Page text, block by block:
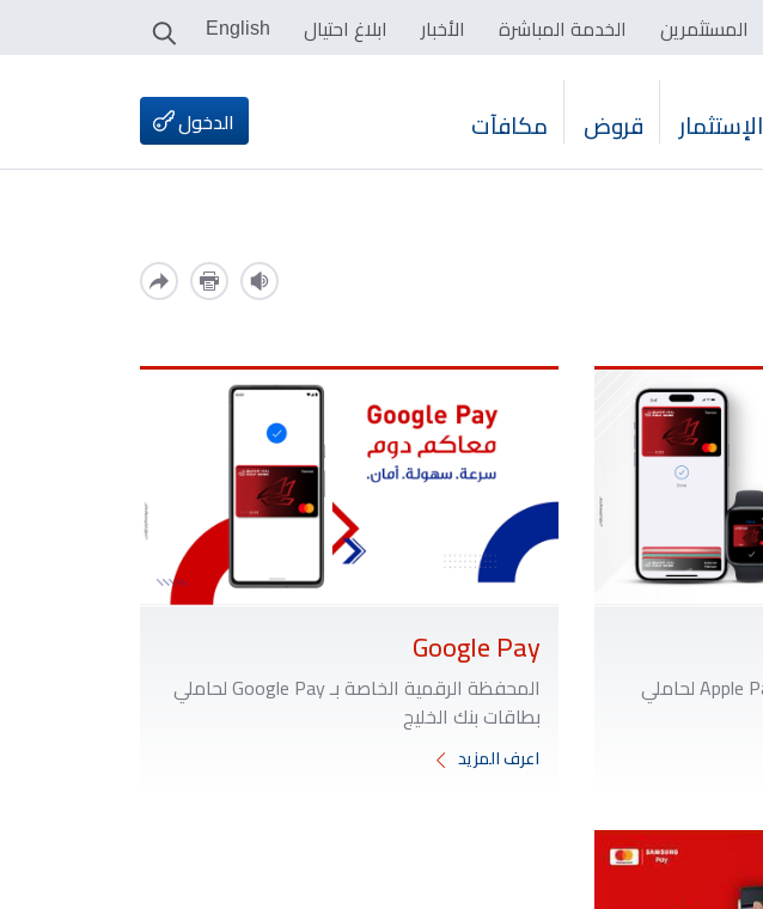
المستثمرين الخدمة المباشرة الأخبار ابلاغ احتيال English
الإستثمار قروض مكافآت الدخول
المحفظة الرقمية الخاصة بـ Apple Pay لحاملي
Google Pay
المحفظة الرقمية الخاصة بـ Google Pay لحاملي
بطاقات بنك الخليج
اعرف المزيد